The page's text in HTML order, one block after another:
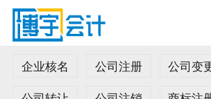
企业核名
公司注册
公司变